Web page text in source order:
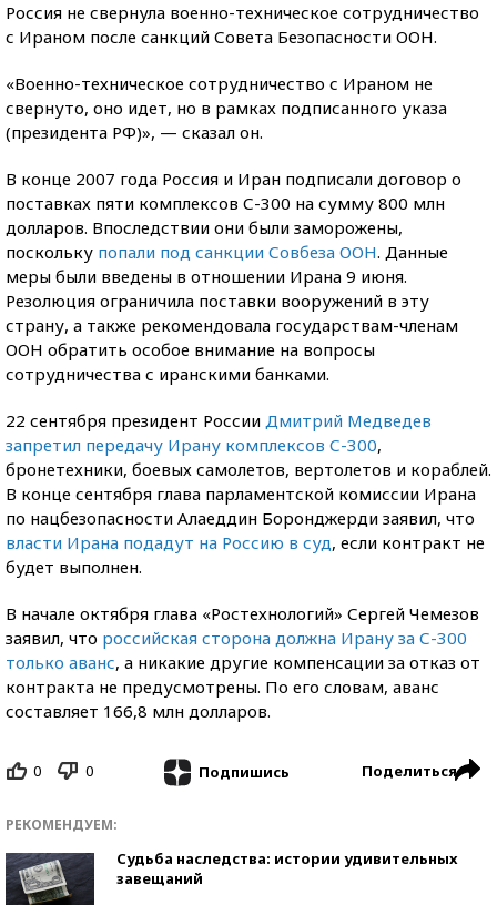
Россия не свернула военно-техническое сотрудничество
с Ираном после санкций Совета Безопасности ООН.
«Военно-техническое сотрудничество с Ираном не
свернуто, оно идет, но в рамках подписанного указа
(президента РФ)», — сказал он.
В конце 2007 года Россия и Иран подписали договор о
поставках пяти комплексов С-300 на сумму 800 млн
долларов. Впоследствии они были заморожены,
поскольку попали под санкции Совбеза ООН. Данные
меры были введены в отношении Ирана 9 июня.
Резолюция ограничила поставки вооружений в эту
страну, а также рекомендовала государствам-членам
ООН обратить особое внимание на вопросы
сотрудничества с иранскими банками.
22 сентября президент России Дмитрий Медведев
запретил передачу Ирану комплексов С-300,
бронетехники, боевых самолетов, вертолетов и кораблей.
В конце сентября глава парламентской комиссии Ирана
по нацбезопасности Алаеддин Боронджерди заявил, что
власти Ирана подадут на Россию в суд, если контракт не
будет выполнен.
В начале октября глава «Ростехнологий» Сергей Чемезов
заявил, что российская сторона должна Ирану за С-300
только аванс, а никакие другие компенсации за отказ от
контракта не предусмотрены. По его словам, аванс
составляет 166,8 млн долларов.
0 0 Подпишись Поделиться
РЕКОМЕНДУЕМ:
Судьба наследства: истории удивительных
завещаний